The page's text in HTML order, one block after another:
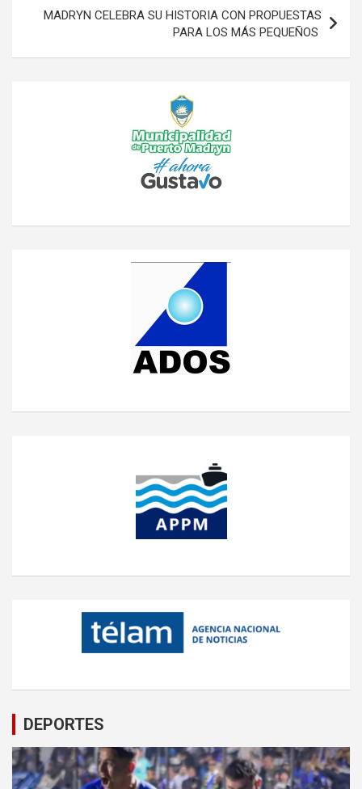
MADRYN CELEBRA SU HISTORIA CON PROPUESTAS
PARA LOS MÁS PEQUEÑOS
DEPORTES